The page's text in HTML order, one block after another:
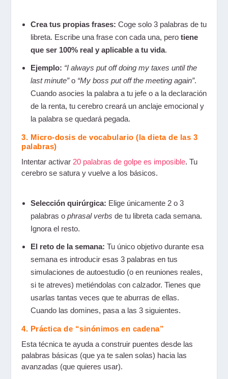
Crea tus propias frases: Coge solo 3 palabras de tu
libreta. Escribe una frase con cada una, pero tiene
que ser 100% real y aplicable a tu vida.
Ejemplo: “I always put off doing my taxes until the
last minute”o “My boss put off the meeting again”.
Cuando asocies la palabra a tu jefe o a la declaración
de la renta, tu cerebro creará un anclaje emocional y
la palabra se quedará pegada.
3. Micro-dosis de vocabulario (la dieta de las 3
palabras)
Intentar activar 20 palabras de golpe es imposible. Tu
cerebro se satura y vuelve a los básicos.
Selección quirúrgica: Elige únicamente 2 o 3
palabras o phrasal verbs de tu libreta cada semana.
Ignora el resto.
El reto de la semana: Tu único objetivo durante esa
semana es introducir esas 3 palabras en tus
simulaciones de autoestudio (o en reuniones reales,
si te atreves) metiéndolas con calzador. Tienes que
usarlas tantas veces que te aburras de ellas.
Cuando las domines, pasa a las 3 siguientes.
4. Práctica de “sinónimos en cadena”
Esta técnica te ayuda a construir puentes desde las
palabras básicas (que ya te salen solas) hacia las
avanzadas (que quieres usar).